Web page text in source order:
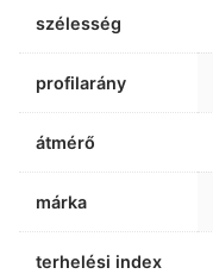
szélesség
profilarány
átmérő
márka
terhelési index